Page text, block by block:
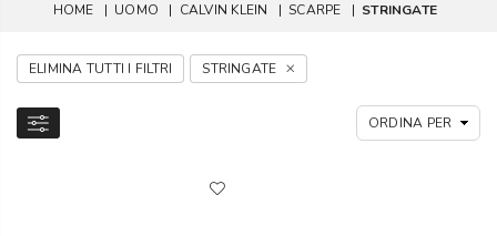
HOME | UOMO | CALVIN KLEIN | SCARPE | STRINGATE
ELIMINA TUTTI I FILTRI STRINGATE